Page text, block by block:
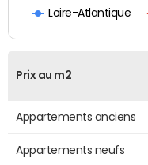
Loire-Atlantique
Prix au m2
Appartements anciens
Appartements neufs